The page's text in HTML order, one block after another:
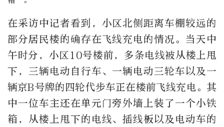
在采访中记者看到，小区北侧距离车棚较远的
部分居民楼的确存在飞线充电的情况。当天中
午时分，小区10号楼前，多条电线被从楼上甩
下，三辆电动自行车、一辆电动三轮车以及一
辆京B号牌的四轮代步车正在楼前飞线充电。其
中一位车主还在单元门旁外墙上装了一个小铁
箱，从楼上甩下的电线、插线板以及电动车的